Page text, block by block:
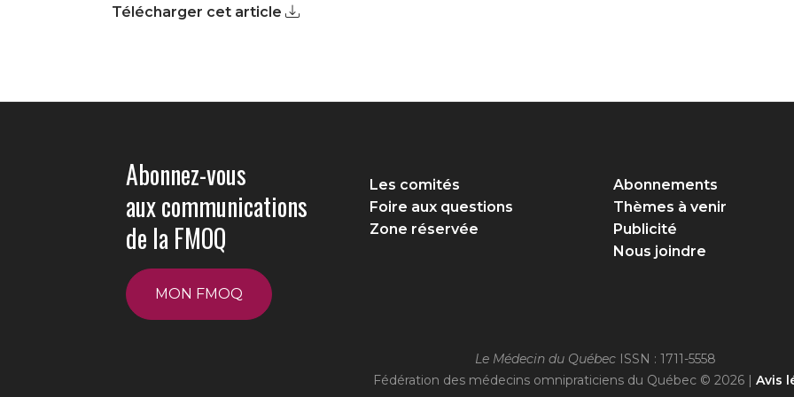
Télécharger cet article
Abonnez-vous
aux communications
de la FMOQ
MON FMOQ
Les comités
Foire aux questions
Zone réservée
Abonnements
Thèmes à venir
Publicité
Nous joindre
Le Médecin du Québec ISSN : 1711-5558
Fédération des médecins omnipraticiens du Québec © 2026 | Avis